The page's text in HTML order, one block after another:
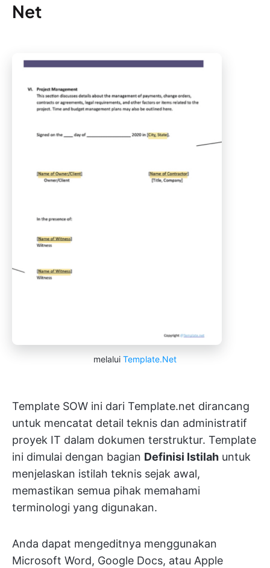
Net
melalui Template.Net
Template SOW ini dari Template.net dirancang
untuk mencatat detail teknis dan administratif
proyek IT dalam dokumen terstruktur. Template
ini dimulai dengan bagian Definisi Istilah untuk
menjelaskan istilah teknis sejak awal,
memastikan semua pihak memahami
terminologi yang digunakan.
Anda dapat mengeditnya menggunakan
Microsoft Word, Google Docs, atau Apple